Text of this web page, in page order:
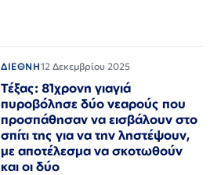
ΔΙΕΘΝΗ12 Δεκεμβρίου 2025
Τέξας: 81χρονη γιαγιά
πυροβόλησε δύο νεαρούς που
προσπάθησαν να εισβάλουν στο
σπίτι της για να την ληστέψουν,
με αποτέλεσμα να σκοτωθούν
και οι δύο